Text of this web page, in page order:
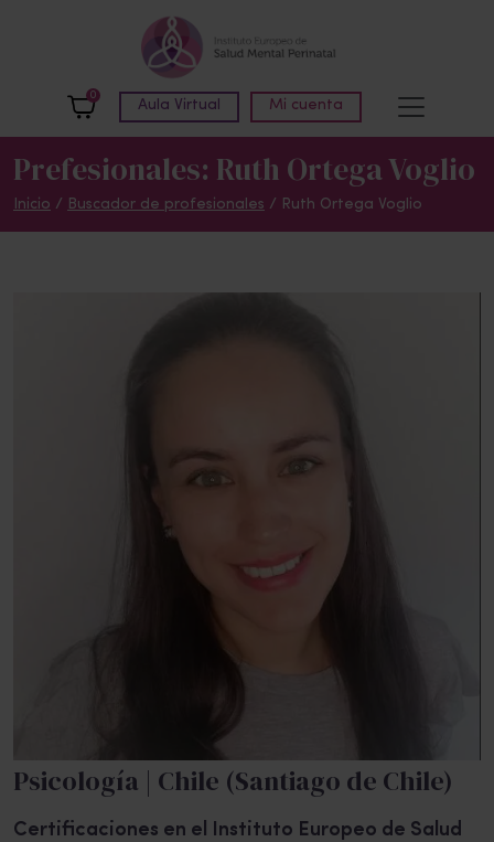
0
Aula Virtual Mi cuenta
Prefesionales: Ruth Ortega Voglio
Inicio / Buscador de profesionales / Ruth Ortega Voglio
Psicología | Chile (Santiago de Chile)
Certificaciones en el Instituto Europeo de Salud